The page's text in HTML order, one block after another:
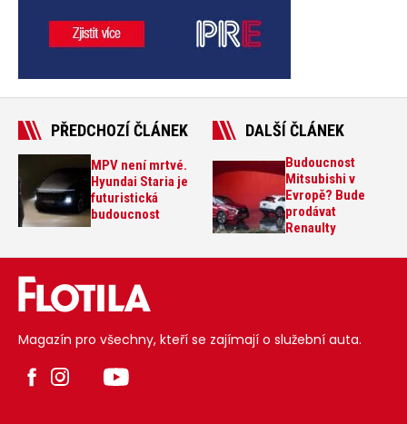
PŘEDCHOZÍ ČLÁNEK
MPV není mrtvé.
Hyundai Staria je
futuristická
budoucnost
DALŠÍ ČLÁNEK
Budoucnost
Mitsubishi v
Evropě? Bude
prodávat
Renaulty
Magazín pro všechny, kteří se zajímají o služební auta.